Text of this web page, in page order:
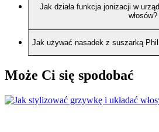
Jak działa funkcja jonizacji w
włosów?
Jak używać nasadek z suszarką
Może Ci się spodobać